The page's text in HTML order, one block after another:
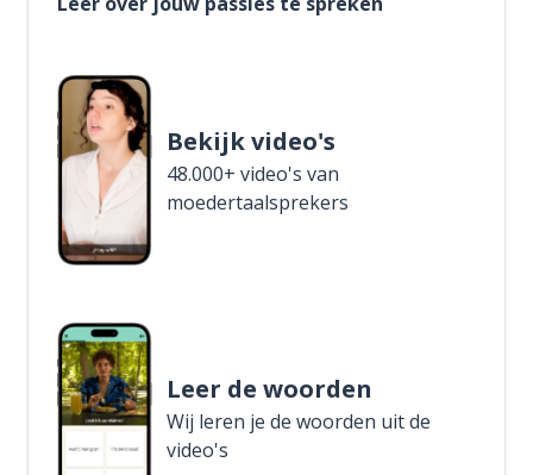
Bekijk video's
48.000+ video's van
moedertaalsprekers
Leer de woorden
Wij leren je de woorden uit de
video's